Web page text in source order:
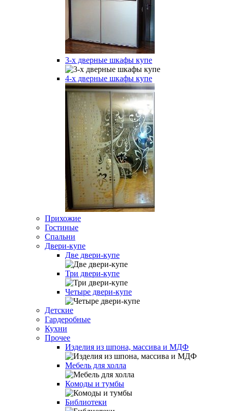
3-х дверные шкафы купе
4-х дверные шкафы купе
Прихожие
Гостиные
Спальни
Двери-купе
Две двери-купе
Три двери-купе
Четыре двери-купе
Детские
Гардеробные
Кухни
Прочее
Изделия из шпона, массива и МДФ
Мебель для холла
Комоды и тумбы
Библиотеки